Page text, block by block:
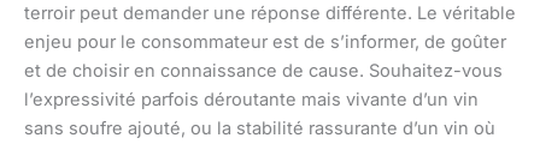
terroir peut demander une réponse différente. Le véritable
enjeu pour le consommateur est de s’informer, de goûter
et de choisir en connaissance de cause. Souhaitez-vous
l’expressivité parfois déroutante mais vivante d’un vin
sans soufre ajouté, ou la stabilité rassurante d’un vin où